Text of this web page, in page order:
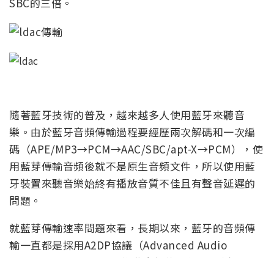
隨著藍牙技術的普及，越來越多人使用藍牙來聽音
樂。由於藍牙音頻傳輸過程要經歷兩次解碼和一次編
碼（APE/MP3→PCM→AAC/SBC/apt-X→PCM），使
用藍芽傳輸音頻後就不是原生音頻文件，所以使用藍
牙裝置來聽音樂始終有播放音質不佳且有聲音延遲的
問題。
就藍芽傳輸速率問題來看，長期以來，藍牙的音頻傳
輸一直都是採用A2DP協議（Advanced Audio